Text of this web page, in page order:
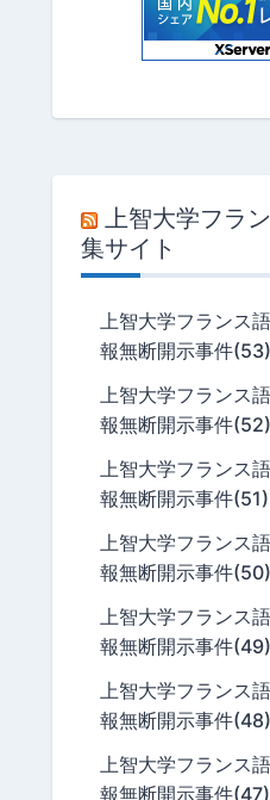
上智大学フラ
集サイト
上智大学フランス
報無断開示事件(53)
上智大学フランス
報無断開示事件(52)
上智大学フランス
報無断開示事件(51)
上智大学フランス
報無断開示事件(50)
上智大学フランス
報無断開示事件(49)
上智大学フランス
報無断開示事件(48)
上智大学フランス
報無断開示事件(47)